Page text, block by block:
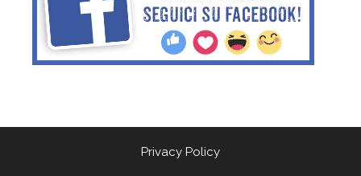
Privacy Policy